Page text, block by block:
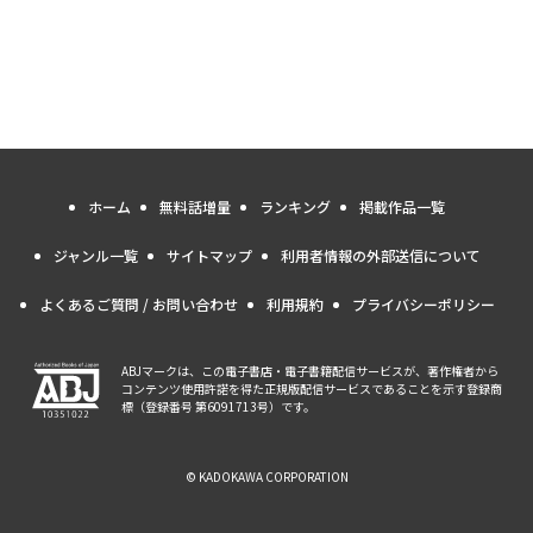
ホーム 無料話増量 ランキング 掲載作品一覧
ジャンル一覧 サイトマップ 利用者情報の外部送信について
よくあるご質問 / お問い合わせ 利用規約 プライバシーポリシー
ABJマークは、この電子書店・電子書籍配信サービスが、著作権者から
コンテンツ使用許諾を得た正規版配信サービスであることを示す登録商
標（登録番号 第6091713号）です。
© KADOKAWA CORPORATION